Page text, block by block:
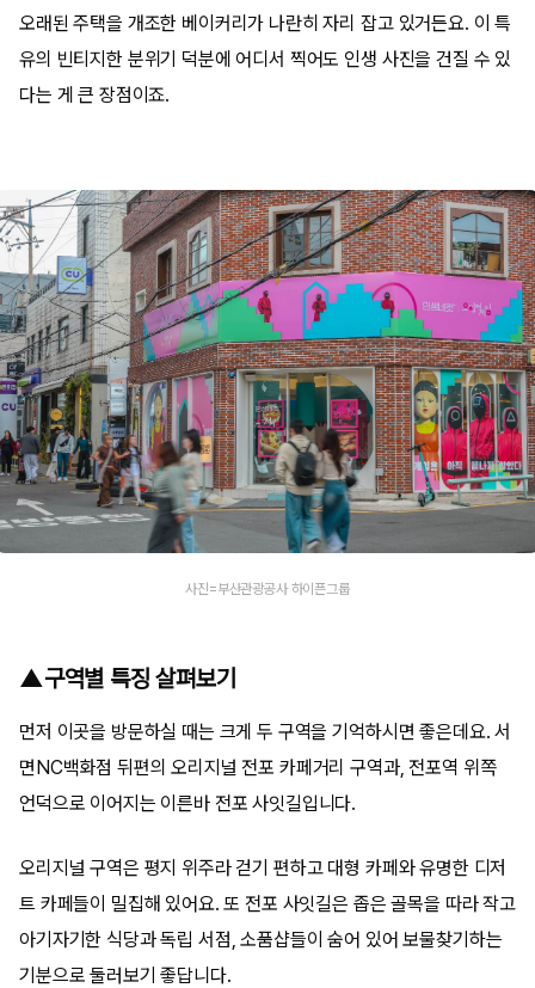
오래된 주택을 개조한 베이커리가 나란히 자리 잡고 있거든요. 이 특
유의 빈티지한 분위기 덕분에 어디서 찍어도 인생 사진을 건질 수 있
다는 게 큰 장점이죠.
사진=부산관광공사 하이픈그룹
▲구역별 특징 살펴보기
먼저 이곳을 방문하실 때는 크게 두 구역을 기억하시면 좋은데요. 서
면NC백화점 뒤편의 오리지널 전포 카페거리 구역과, 전포역 위쪽
언덕으로 이어지는 이른바 전포 사잇길입니다.
오리지널 구역은 평지 위주라 걷기 편하고 대형 카페와 유명한 디저
트 카페들이 밀집해 있어요. 또 전포 사잇길은 좁은 골목을 따라 작고
아기자기한 식당과 독립 서점, 소품샵들이 숨어 있어 보물찾기하는
기분으로 둘러보기 좋답니다.